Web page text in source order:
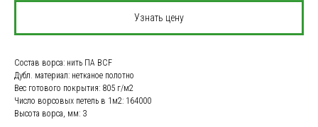
Узнать цену
Состав ворса: нить ПА BCF
Дубл. материал: нетканое полотно
Вес готового покрытия: 805 г/м2
Число ворсовых петель в 1м2: 164000
Высота ворса, мм: 3